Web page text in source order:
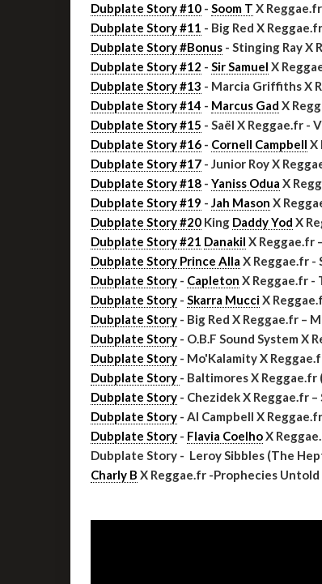
Dubplate Story #10 - Soom T X
Dubplate Story #11 - Big Red X
Dubplate Story #Bonus - Stinging Ray X
Dubplate Story #12 - Sir Samuel X
Dubplate Story #13 - Marcia Griffiths X
Dubplate Story #14 - Marcus Gad X
Dubplate Story #15 - Saël X Reggae.fr -
Dubplate Story #16 - Cornell Campbell X
Dubplate Story #17 - Junior Roy X
Dubplate Story #18 - Yaniss Odua X
Dubplate Story #19 - Jah Mason X
Dubplate Story #20 King Daddy Yod X
Dubplate Story #21 Danakil X Reggae.fr
Dubplate Story Prince Alla X Reggae.fr -
Dubplate Story - Capleton X Reggae.fr -
Dubplate Story - Skarra MucciX
Dubplate Story - Big Red X Reggae.fr –
Dubplate Story - O.B.F Sound System X
Dubplate Story - Mo'Kalamity X
Dubplate Story - Baltimores X Reggae.fr
Dubplate Story - Chezidek X Reggae.fr
Dubplate Story - Al Campbell X
Dubplate Story - Flavia CoelhoX
Dubplate Story - Leroy Sibbles (The
Charly B X Reggae.fr -Prophecies